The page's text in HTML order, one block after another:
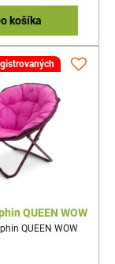
košíka
QUEEN WOW
QUEEN WOW